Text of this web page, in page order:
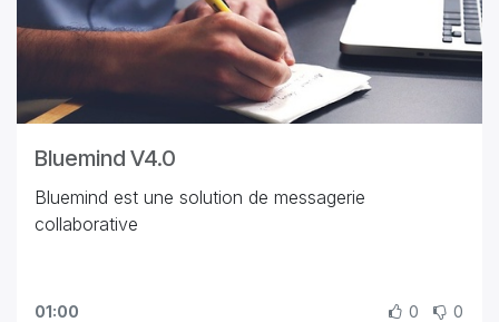
Bluemind V4.0
Bluemind est une solution de messagerie
collaborative
01:00 0 0